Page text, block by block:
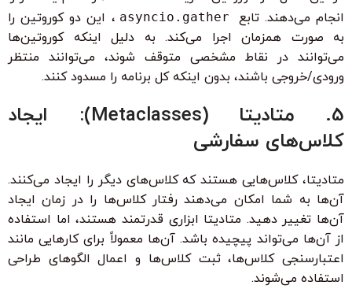
انجام می‌دهند. تابع
asyncio.gather ، این دو کوروتین را
به صورت همزمان اجرا می‌کند. به دلیل اینکه کوروتین‌ها
می‌توانند در نقاط مشخصی متوقف شوند، می‌توانند منتظر
ورودی/خروجی باشند، بدون اینکه کل برنامه را مسدود کنند.
5. متادیتا (Metaclasses): ایجاد
کلاس‌های سفارشی
متادیتا، کلاس‌هایی هستند که کلاس‌های دیگر را ایجاد می‌کنند.
آن‌ها به شما امکان می‌دهند رفتار کلاس‌ها را در زمان ایجاد
آن‌ها تغییر دهید. متادیتا ابزاری قدرتمند هستند، اما استفاده
از آن‌ها می‌تواند پیچیده باشد. آن‌ها معمولاً برای کارهایی مانند
اعتبارسنجی کلاس‌ها، ثبت کلاس‌ها و اعمال الگوهای طراحی
استفاده می‌شوند.